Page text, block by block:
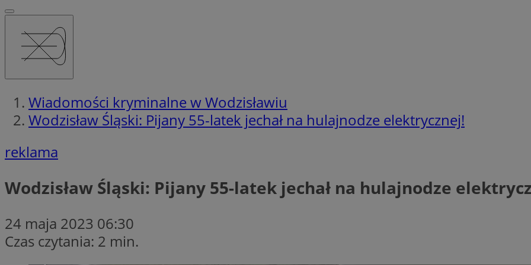
Wiadomości kryminalne w Wodzisławiu
Wodzisław Śląski: Pijany 55-latek jechał na hulajnodze elektrycznej!
reklama
Wodzisław Śląski: Pijany 55-latek jechał na hulajnodze
24 maja 2023 06:30
Czas czytania: 2 min.